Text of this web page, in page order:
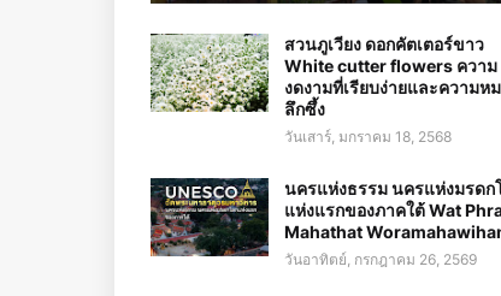
สวนภูเวียง ดอกคัตเตอร์ขาว
White cutter flowers ความ
งดงามที่เรียบง่ายและความห
ลึกซึ้ง
วันเสาร์, มกราคม 18, 2568
นครแห่งธรรม นครแห่งมรดก
แห่งแรกของภาคใต้ Wat
Mahathat
วันอาทิตย์, กรกฎาคม 26, 2569